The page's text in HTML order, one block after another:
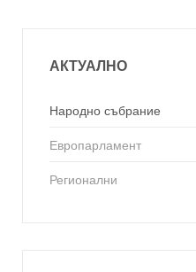
АКТУАЛНО
Народно събрание
Европарламент
Регионални